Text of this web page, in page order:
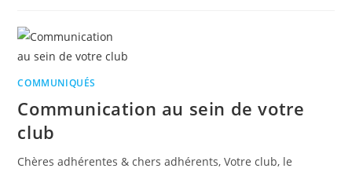
COMMUNIQUÉS
Communication au sein de votre
club
Chères adhérentes & chers adhérents, Votre club, le